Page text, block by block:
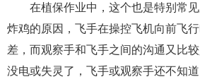
在植保作业中，这个也是特别常见
炸鸡的原因，飞手在操控飞机向前飞
差，而观察手和飞手之间的沟通又比
没电或失灵了，飞手或观察手还不知